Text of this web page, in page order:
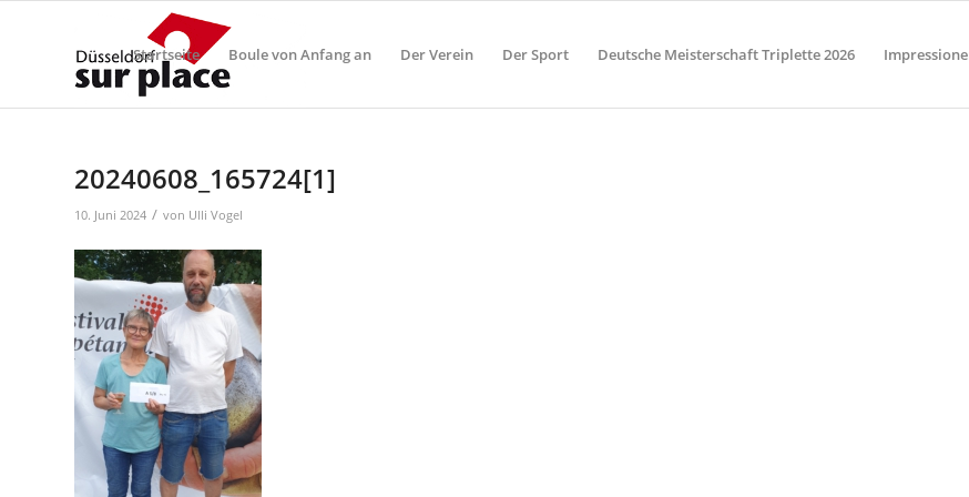
Startseite Boule von Anfang an Der Verein Der Sport Deutsche Meisterschaft Triplette 2026
20240608_165724[1]
10. Juni 2024 / von Ulli Vogel